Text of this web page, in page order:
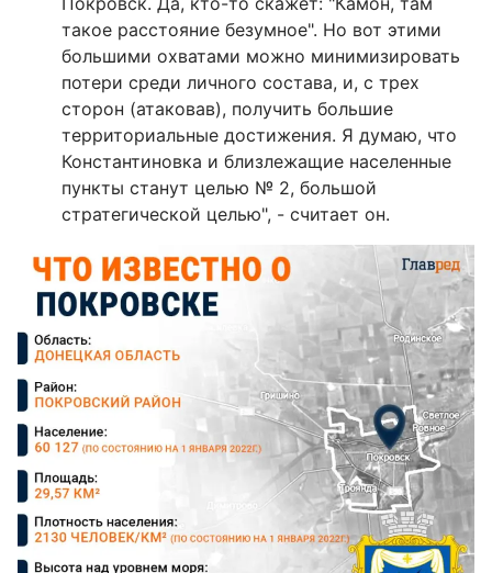
такое расстояние безумное". Но вот этими
большими охватами можно минимизировать
потери среди личного состава, и, с трех
сторон (атаковав), получить большие
территориальные достижения. Я думаю, что
Константиновка и близлежащие населенные
пункты станут целью № 2, большой
стратегической целью", - считает он.